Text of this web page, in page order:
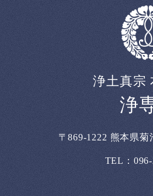
浄土真宗
浄
〒869-1222 熊本県菊
TEL：